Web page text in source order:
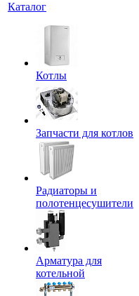
Каталог
Котлы
Запчасти для котлов
Радиаторы и
полотенцесушители
Арматура для
котельной